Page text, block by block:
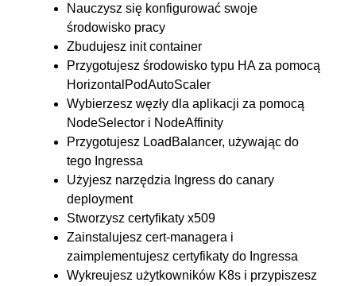
Nauczysz się konfigurować swoje
środowisko pracy
Zbudujesz init container
Przygotujesz środowisko typu HA za pomocą
HorizontalPodAutoScaler
Wybierzesz węzły dla aplikacji za pomocą
NodeSelector i NodeAffinity
Przygotujesz LoadBalancer, używając do
tego Ingressa
Użyjesz narzędzia Ingress do canary
deployment
Stworzysz certyfikaty x509
Zainstalujesz cert-managera i
zaimplementujesz certyfikaty do Ingressa
Wykreujesz użytkowników K8s i przypiszesz